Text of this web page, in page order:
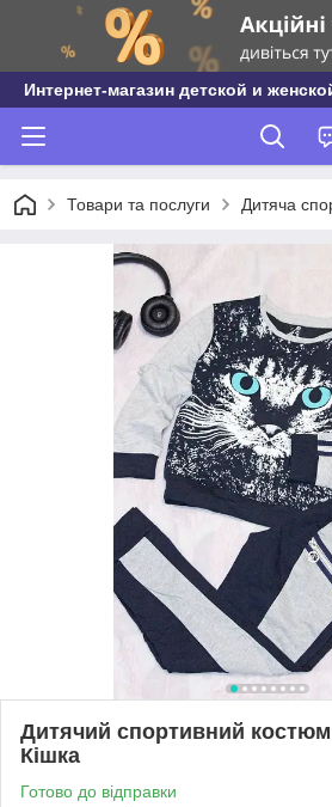
Интернет-магазин детской и
Товари та послуги Дитяча
Дитячий спортивний костюм
Кішка
Готово до відправки